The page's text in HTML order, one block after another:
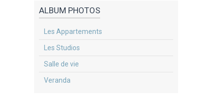
ALBUM PHOTOS
Les Appartements
Les Studios
Salle de vie
Veranda